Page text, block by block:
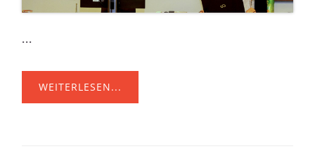
...
WEITERLESEN...